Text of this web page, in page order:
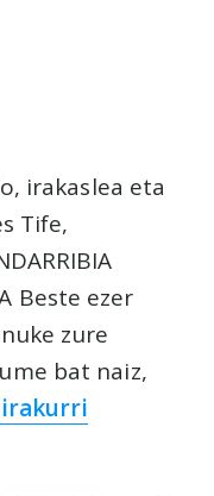
irakaslea eta
Tife,
Beste ezer
zure
bat naiz,
irakurri